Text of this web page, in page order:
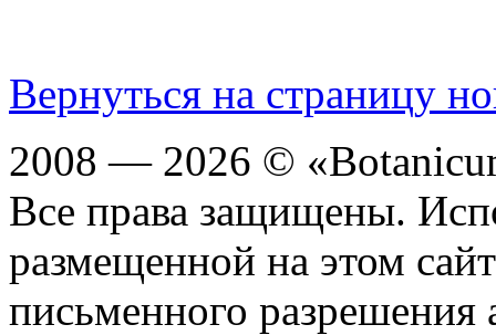
Вернуться на страницу
2008 — 2026 ©
Все права защищены.
размещенной на этом
письменного разрешения